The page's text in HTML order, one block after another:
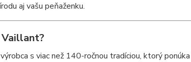
aj vašu peňaženku.
s viac než 140-ročnou tradíciou, ktorý